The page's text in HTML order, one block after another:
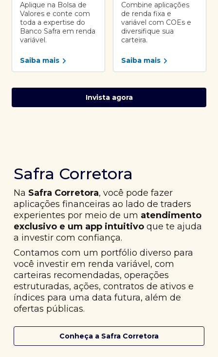
Aplique na Bolsa de
Valores e conte com
toda a expertise do
Banco Safra em renda
variável.
Saiba mais
Combine aplicações
de renda fixa e
variável com COEs e
diversifique sua
carteira.
Saiba mais
Invista agora
Safra Corretora
Na Safra Corretora, você pode fazer
aplicações financeiras ao lado de traders
experientes por meio de um atendimento
exclusivo e um app intuitivo que te ajuda
a investir com confiança.
Contamos com um portfólio diverso para
você investir em renda variável, com
carteiras recomendadas, operações
estruturadas, ações, contratos de ativos e
índices para uma data futura, além de
ofertas públicas.
Conheça a Safra Corretora